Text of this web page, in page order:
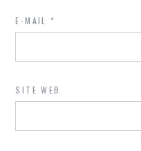
E-MAIL*
SITE WEB